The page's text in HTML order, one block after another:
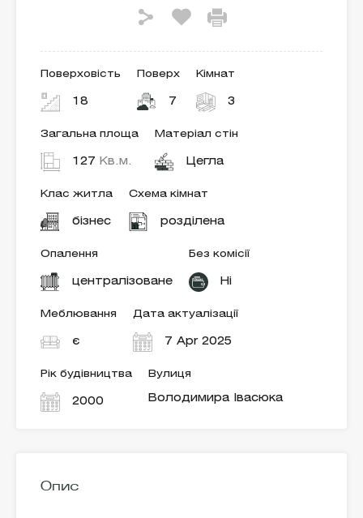
Поверховість
18
Поверх
7
Кімнат
3
Загальна площа
127 Кв.м.
Матеріал стін
Цегла
Клас житла
бізнес
Схема кімнат
розділена
Опалення
централізоване
Без комісії
Ні
Меблювання
є
Дата актуалізації
7 Apr 2025
Рік будівництва
2000
Вулиця
Володимира Івасюка
Опис